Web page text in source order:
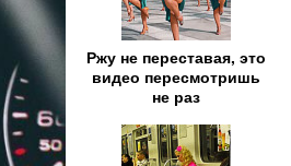
Ржу не переставая, это
видео пересмотришь
не раз